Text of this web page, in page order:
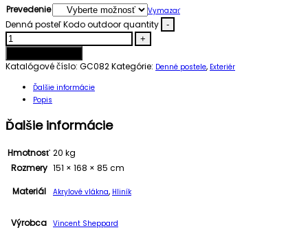
Prevedenie
Vymazať
Denná posteľ Kodo outdoor quantity
-
+
Katalógové číslo: GC082Kategórie: Denné postele, Exteriér
Ďalšie informácie
Popis
Ďalšie informácie
Hmotnosť 20 kg
Rozmery 151 × 168 × 85 cm
Materiál
Akrylové vlákna, Hliník
Výrobca Vincent Sheppard